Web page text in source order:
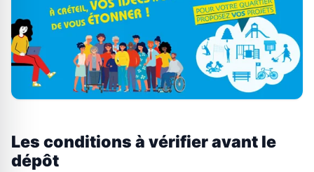
Les conditions à vérifier avant le
dépôt